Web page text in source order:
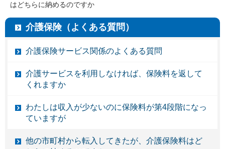
はどちらに納めるのですか
介護保険（よくある質問）
介護保険サービス関係のよくある質問
介護サービスを利用しなければ、保険料を返して
くれますか
わたしは収入が少ないのに保険料が第4段階になっ
ていますが
他の市町村から転入してきたが、介護保険料はど